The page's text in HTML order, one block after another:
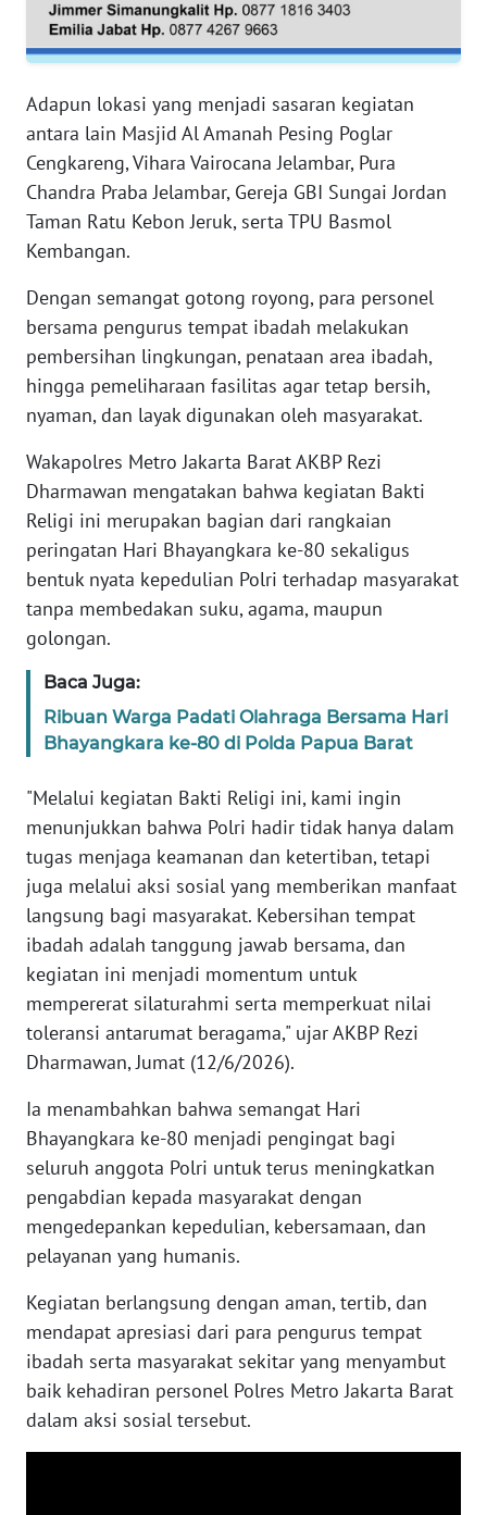
Adapun lokasi yang menjadi sasaran kegiatan
antara lain Masjid Al Amanah Pesing Poglar
Cengkareng, Vihara Vairocana Jelambar, Pura
Chandra Praba Jelambar, Gereja GBI Sungai Jordan
Taman Ratu Kebon Jeruk, serta TPU Basmol
Kembangan.
Dengan semangat gotong royong, para personel
bersama pengurus tempat ibadah melakukan
pembersihan lingkungan, penataan area ibadah,
hingga pemeliharaan fasilitas agar tetap bersih,
nyaman, dan layak digunakan oleh masyarakat.
Wakapolres Metro Jakarta Barat AKBP Rezi
Dharmawan mengatakan bahwa kegiatan Bakti
Religi ini merupakan bagian dari rangkaian
peringatan Hari Bhayangkara ke-80 sekaligus
bentuk nyata kepedulian Polri terhadap masyarakat
tanpa membedakan suku, agama, maupun
golongan.
Baca Juga:
Ribuan Warga Padati Olahraga Bersama Hari
Bhayangkara ke-80 di Polda Papua Barat
"Melalui kegiatan Bakti Religi ini, kami ingin
menunjukkan bahwa Polri hadir tidak hanya dalam
tugas menjaga keamanan dan ketertiban, tetapi
juga melalui aksi sosial yang memberikan manfaat
langsung bagi masyarakat. Kebersihan tempat
ibadah adalah tanggung jawab bersama, dan
kegiatan ini menjadi momentum untuk
mempererat silaturahmi serta memperkuat nilai
toleransi antarumat beragama," ujar AKBP Rezi
Dharmawan, Jumat (12/6/2026).
Ia menambahkan bahwa semangat Hari
Bhayangkara ke-80 menjadi pengingat bagi
seluruh anggota Polri untuk terus meningkatkan
pengabdian kepada masyarakat dengan
mengedepankan kepedulian, kebersamaan, dan
pelayanan yang humanis.
Kegiatan berlangsung dengan aman, tertib, dan
mendapat apresiasi dari para pengurus tempat
ibadah serta masyarakat sekitar yang menyambut
baik kehadiran personel Polres Metro Jakarta Barat
dalam aksi sosial tersebut.
WN
RIAU
WN
SERAMBI
WN
SULTRA
WN
SULTENG
WN
SULBAR
WN
BABEL
SUMBAR
WN
WN
BENGKULU
WN
LAMPUNG
JATENG
WN
NUSANTARA
WN
JOGJA
WN
JATIM
WN
BALI
WN
KALBAR